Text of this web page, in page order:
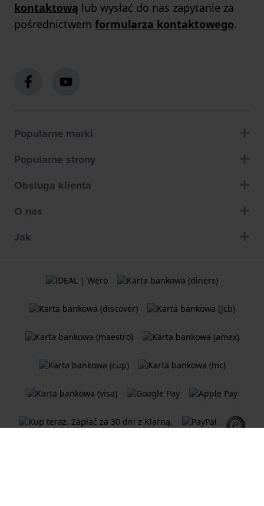
kontaktową lub wysłać do nas zapytanie za
pośrednictwem formularza kontaktowego.
Popularne marki
Popularne strony
Obsluga klienta
O nas
Jak